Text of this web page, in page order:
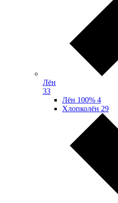
Лён
33
Лён 100% 4
Хлопколён 29